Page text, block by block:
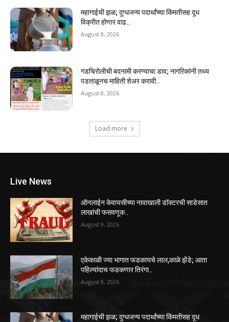
महागाईची झळ; दुग्धजन्य पदार्थांच्या किंमतीसह दूध
विक्रीत होणार वाढ..
August 8, 2026
गडचिरोलीची बदनामी करण्याचा डाव; नागरिकांनी तथ्य
पडताळूनच माहिती शेअर करावी..
August 8, 2026
Load more
Live News
ऑनलाईन केवायसीच्या नावाखाली डॉक्टरची साडेसात
लाखांची फसवणूक..
August 9, 2026
एकेकाळी ज्या भागात फडकायचे लाल,काळे झेंडे; आता
पहिल्यांदाच फडकणार तिरंगा..
August 8, 2026
महागाईची झळ; दुग्धजन्य पदार्थांच्या किंमतीसह दूध